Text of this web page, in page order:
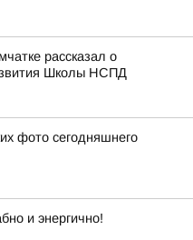
рассказал о
Школы НСПД
фото сегодняшнего
и энергично!